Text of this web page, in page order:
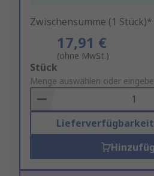
Zwischensumme (1 Stück)*
17,91 €
(ohne MwSt.)
Add
to
Basket
Stück
Menge auswählen oder